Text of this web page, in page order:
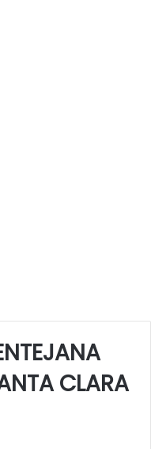
CLARA